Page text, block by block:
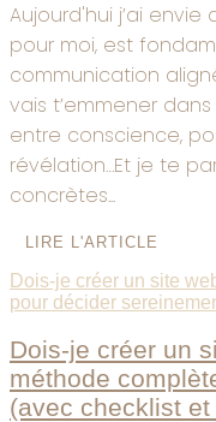
Aujourd'hui j’ai envie
pour moi, est
communication
vais t’emmener
entre conscience,
révélation…Et je te
concrètes...
LIRE L'ARTICLE
Dois-je créer un site
pour décider
Dois-je créer un
méthode
(avec checklist